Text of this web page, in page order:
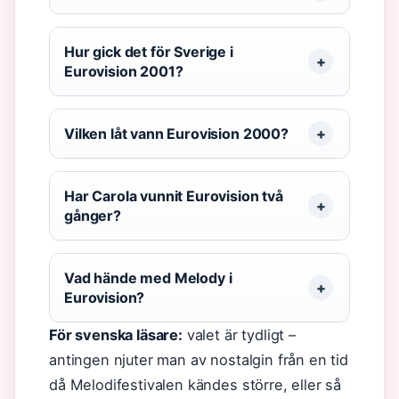
Hur gick det för Sverige i
Eurovision 2001?
Vilken låt vann Eurovision 2000?
Har Carola vunnit Eurovision två
gånger?
Vad hände med Melody i
Eurovision?
För svenska läsare: valet är tydligt –
antingen njuter man av nostalgin från en tid
då Melodifestivalen kändes större, eller så